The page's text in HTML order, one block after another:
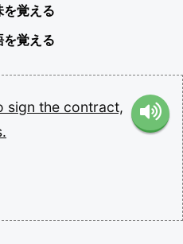
を覚える
を覚える
sign the contract,